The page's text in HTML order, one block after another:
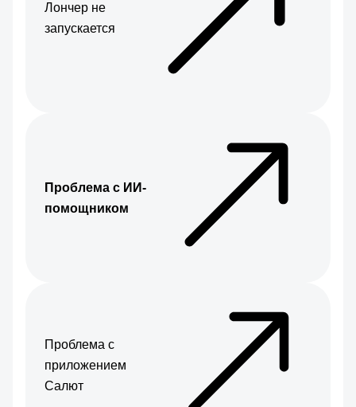
Лончер не
запускается
Проблема с ИИ-
помощником
Проблема с
приложением
Салют